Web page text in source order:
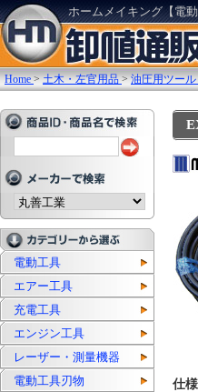
ホームメイキング【電
Home >土木・左官用品 >油圧用ツール
電動工具
エアー工具
充電工具
エンジン工具
レーザー・測量機器
電動工具刃物
仕様